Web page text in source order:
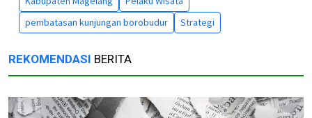
pembatasan kunjungan borobudur
Strategi
REKOMENDASI BERITA